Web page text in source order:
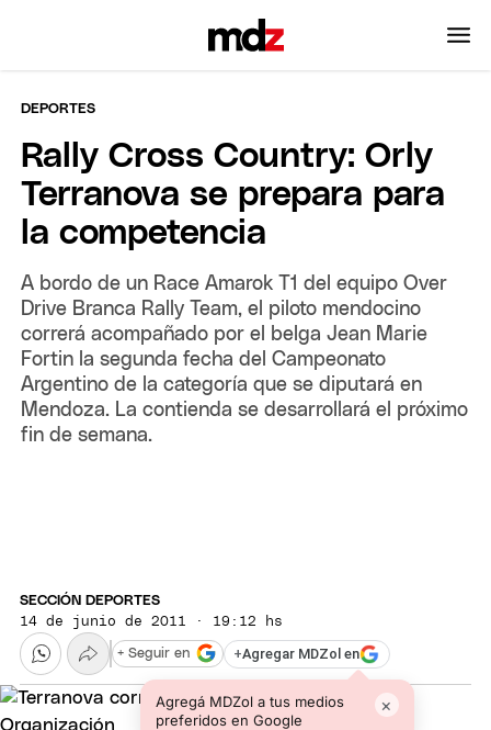
DEPORTES
Rally Cross Country: Orly
Terranova se prepara para
la competencia
A bordo de un Race Amarok T1 del equipo Over
Drive Branca Rally Team, el piloto mendocino
correrá acompañado por el belga Jean Marie
Fortin la segunda fecha del Campeonato
Argentino de la categoría que se diputará en
Mendoza. La contienda se desarrollará el próximo
fin de semana.
SECCIÓN DEPORTES
14 de junio de 2011 · 19:12 hs
+Agregar MDZol en
Agregá MDZol a tus medios
preferidos en Google
×
+ Seguir en